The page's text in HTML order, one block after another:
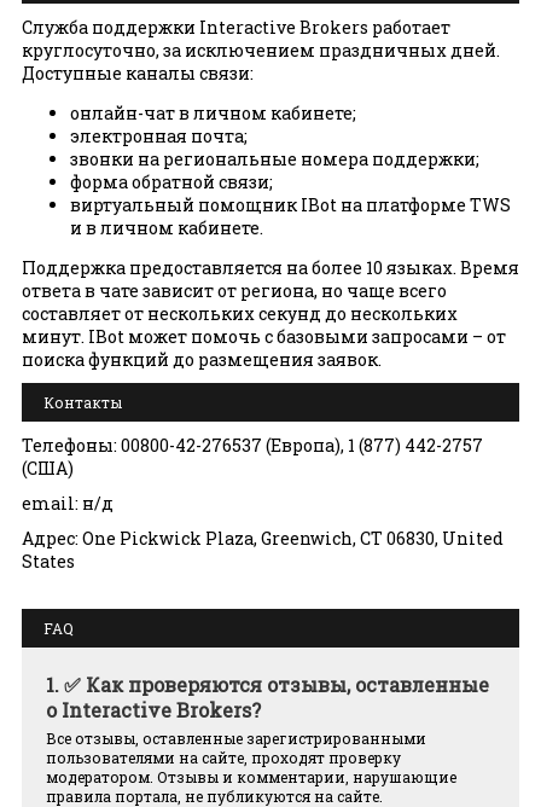
Служба поддержки Interactive Brokers работает
круглосуточно, за исключением праздничных дней.
Доступные каналы связи:
онлайн-чат в личном кабинете;
электронная почта;
звонки на региональные номера поддержки;
форма обратной связи;
виртуальный помощник IBot на платформе TWS
и в личном кабинете.
Поддержка предоставляется на более 10 языках. Время
ответа в чате зависит от региона, но чаще всего
составляет от нескольких секунд до нескольких
минут. IBot может помочь с базовыми запросами – от
поиска функций до размещения заявок.
Контакты
Телефоны: 00800-42-276537 (Европа), 1 (877) 442-2757
(США)
email: н/д
Адрес: One Pickwick Plaza, Greenwich, CT 06830, United
States
FAQ
1.✅ Как проверяются отзывы, оставленные
о Interactive Brokers?
Все отзывы, оставленные зарегистрированными
пользователями на сайте, проходят проверку
модератором. Отзывы и комментарии, нарушающие
правила портала, не публикуются на сайте.